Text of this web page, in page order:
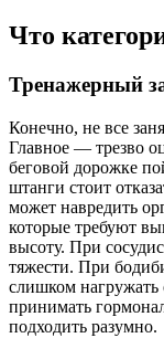
Что
Тренажерный
Конечно, не все
Главное ― трезво
беговой дорожке
штанги стоит
может навредить
которые требуют
высоту. При
тяжести. При
слишком нагружать
принимать
подходить разумно.